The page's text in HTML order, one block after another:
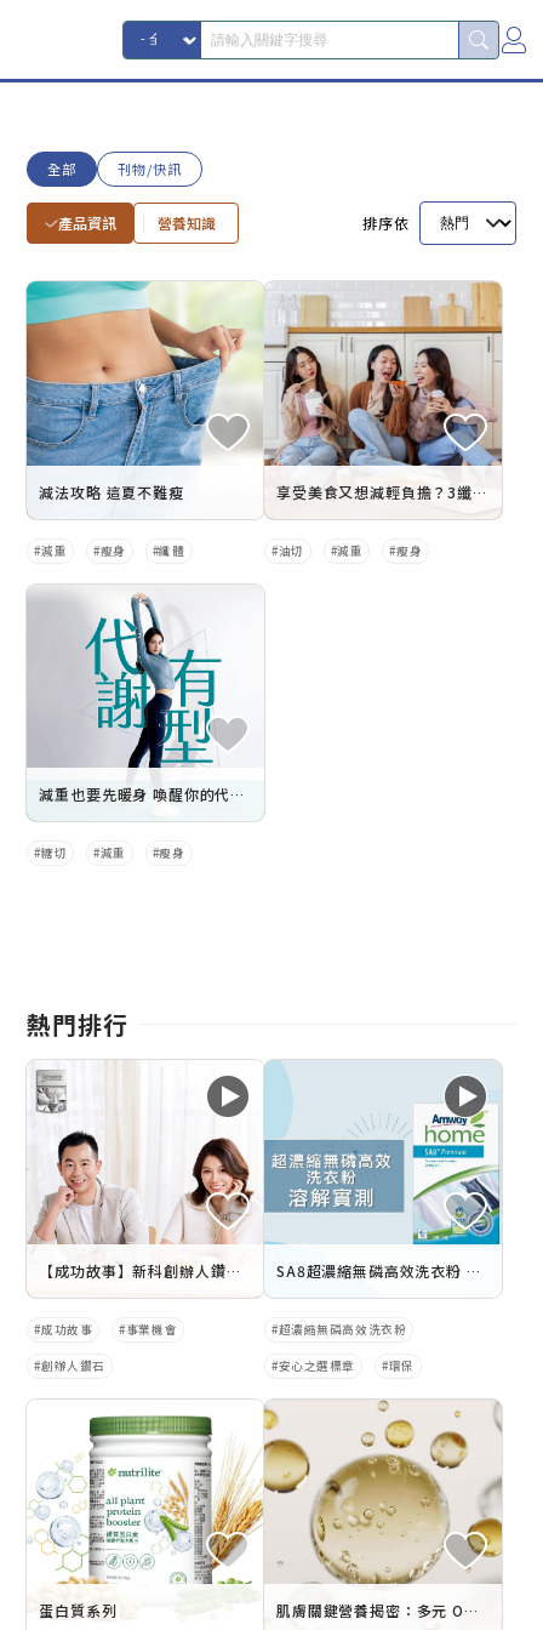
全部 刊物/快訊
產品資訊 營養知識 排序依
減法攻略 這夏不難瘦
減重 瘦身 纖體
享受美食又想減輕負擔？3纖營養素 吃出好體態的最佳良伴
油切 減重 瘦身
減重也要先暖身 喚醒你的代謝力
糖切 減重 瘦身
熱門排行
【成功故事】新科創辦人鑽石 鄭文瑋.吳意純
成功故事 事業機會
創辦人鑽石
SA8超濃縮無磷高效洗衣粉 溶解實測
超濃縮無磷高效洗衣粉
安心之選標章 環保
蛋白質系列 肌膚關鍵營養揭密：多元 Omega 保養如何提升皮膚修護力